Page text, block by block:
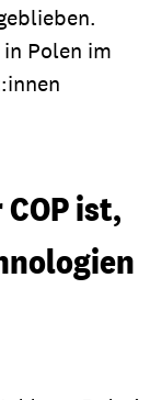
Polen im
ist,